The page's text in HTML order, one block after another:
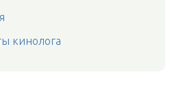
кинолога